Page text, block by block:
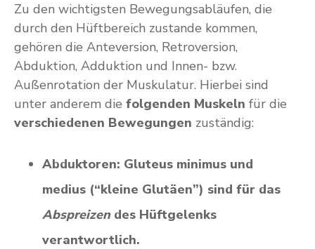
Zu den wichtigsten Bewegungsabläufen, die
durch den Hüftbereich zustande kommen,
gehören die Anteversion, Retroversion,
Abduktion, Adduktion und Innen- bzw.
Außenrotation der Muskulatur. Hierbei sind
unter anderem die folgenden Muskeln für die
verschiedenen Bewegungen zuständig:
Abduktoren: Gluteus minimus und
medius (“kleine Glutäen”) sind für das
Abspreizendes Hüftgelenks
verantwortlich.